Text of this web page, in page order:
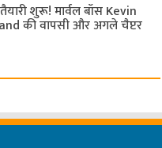
शुरू! मार्वल बॉस Kevin
की वापसी और अगले चैप्टर